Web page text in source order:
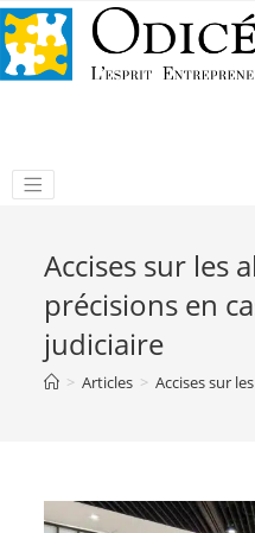
Accises sur les
précisions en
judiciaire
> Articles > Accises sur